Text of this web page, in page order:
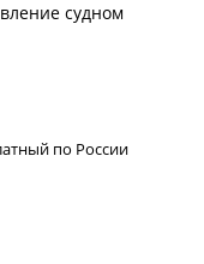
судном
по России